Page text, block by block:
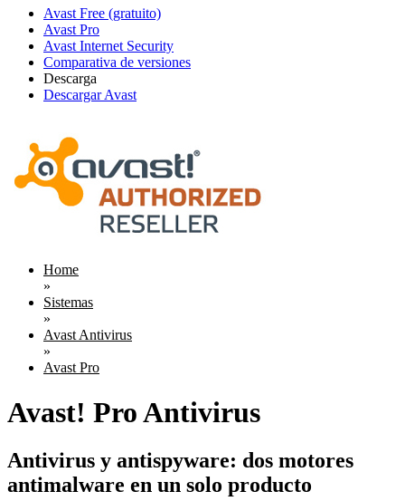
Avast Free (gratuito)
Avast Pro
Avast Internet Security
Comparativa de versiones
Descarga
Descargar Avast
Home
»
Sistemas
»
Avast Antivirus
»
Avast Pro
Avast! Pro Antivirus
Antivirus y antispyware: dos motores
antimalware en un solo producto